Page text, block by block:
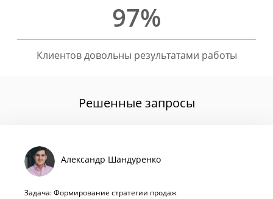
97%
Клиентов довольны результатами работы
Решенные запросы
Александр Шандуренко
Задача: Формирование стратегии продаж